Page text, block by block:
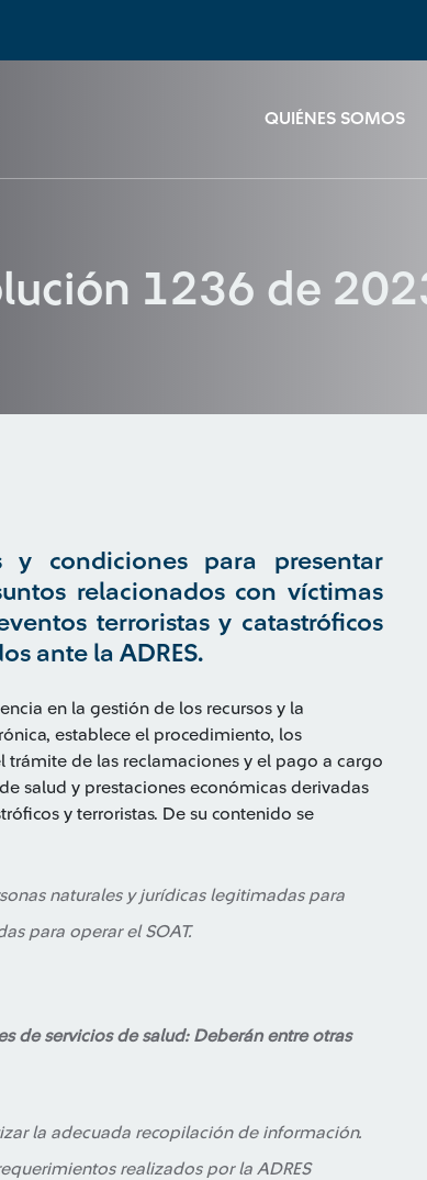
QUIÉNES SOMOS
1236 de
y condiciones para presentar
relacionados con víctimas
terroristas y catastróficos
ante la ADRES.
en la gestión de los recursos y la
establece el procedimiento, los
trámite de las reclamaciones y el pago a cargo
salud y prestaciones económicas derivadas
y terroristas. De su contenido se
naturales y jurídicas legitimadas para
para operar el SOAT.
de servicios de salud: Deberán entre otras
la adecuada recopilación de información.
realizados por la ADRES